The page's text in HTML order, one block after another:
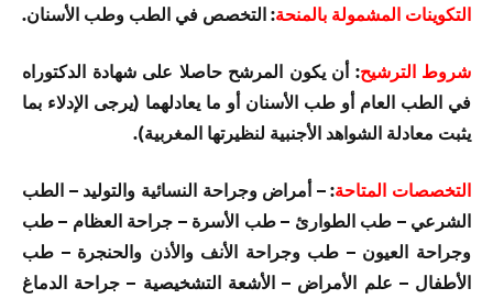
التكوينات المشمولة بالمنحة: التخصص في الطب وطب الأسنان.
شروط الترشيح: أن يكون المرشح حاصلا على شهادة الدكتوراه
في الطب العام أو طب الأسنان أو ما يعادلهما (يرجى الإدلاء بما
يثبت معادلة الشواهد الأجنبية لنظيرتها المغربية).
التخصصات المتاحة: – أمراض وجراحة النسائية والتوليد – الطب
الشرعي – طب الطوارئ – طب الأسرة – جراحة العظام – طب
وجراحة العيون – طب وجراحة الأنف والأذن والحنجرة – طب
الأطفال – علم الأمراض – الأشعة التشخيصية – جراحة الدماغ